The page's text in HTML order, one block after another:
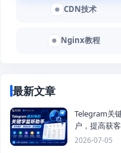
CDN技术
Nginx教程
最新文章
Telegram关
户，提高获
2026-07-05